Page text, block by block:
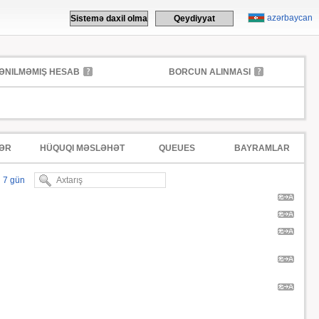
azərbaycan
Sistemə daxil olma Qeydiyyat
HESAB BORCUN ALINMASI
HÜQUQI MƏSLƏHƏT QUEUES BAYRAMLAR
7 gün